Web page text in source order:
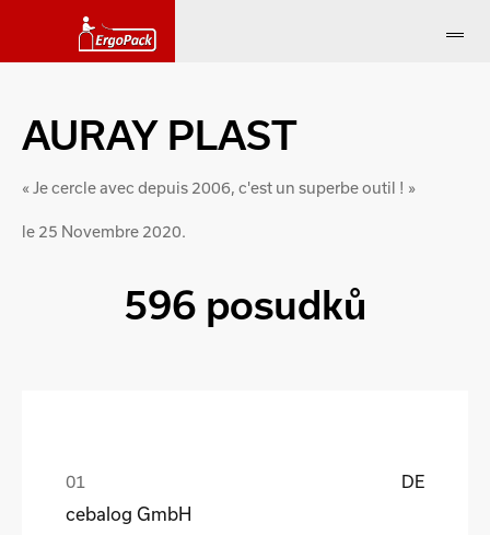
AURAY PLAST
« Je cercle avec depuis 2006, c'est un superbe outil ! »
le 25 Novembre 2020.
596 posudků
DE
cebalog GmbH